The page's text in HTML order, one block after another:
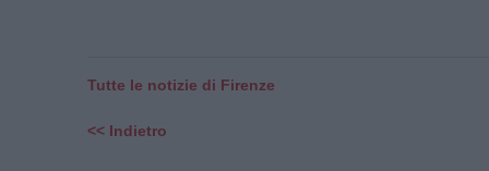
Tutte le notizie di Firenze
<< Indietro